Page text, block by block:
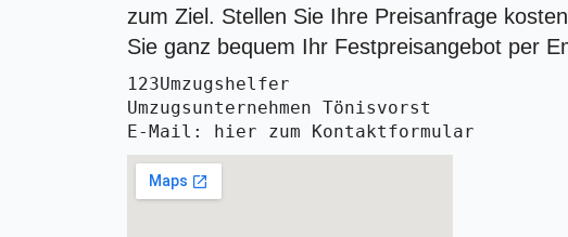
zum Ziel. Stellen Sie Ihre Preisanfrage
Sie ganz bequem Ihr Festpreisangebot per
123Umzugshelfer
Umzugsunternehmen Tönisvorst
E-Mail: hier zum Kontaktformular